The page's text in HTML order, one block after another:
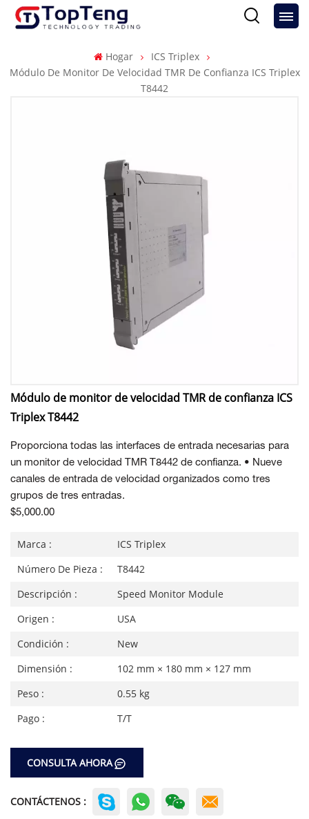
Hogar
ICS Triplex
Módulo De Monitor De Velocidad TMR De Confianza ICS Triplex
T8442
Módulo de monitor de velocidad TMR de confianza ICS
Triplex T8442
Proporciona todas las interfaces de entrada necesarias para
un monitor de velocidad TMR T8442 de confianza. • Nueve
canales de entrada de velocidad organizados como tres
grupos de tres entradas.
$5,000.00
Marca :
ICS Triplex
Número De Pieza :
T8442
Descripción :
Speed Monitor Module
Origen :
USA
Condición :
New
Dimensión :
102 mm × 180 mm × 127 mm
Peso :
0.55 kg
Pago :
T/T
CONSULTA AHORA
CONTÁCTENOS :